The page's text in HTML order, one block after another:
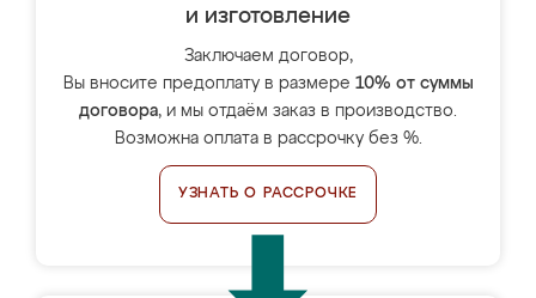
и изготовление
Заключаем договор,
Вы вносите предоплату в размере 10% от суммы
договора, и мы отдаём заказ в производство.
Возможна оплата в рассрочку без %.
УЗНАТЬ О РАССРОЧКЕ